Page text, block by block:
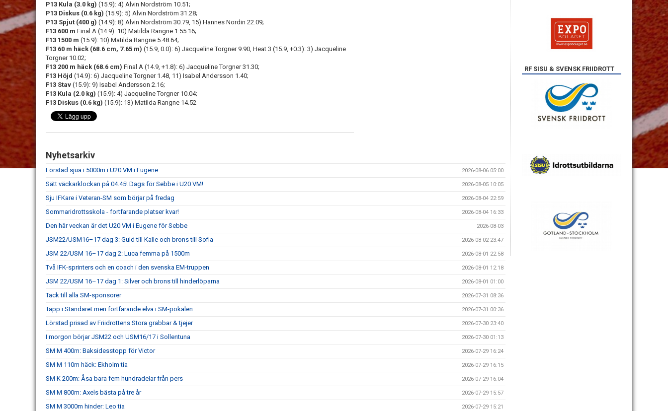
P13 Kula (3.0 kg) (15.9): 4) Alvin Nordström 10.51;
P13 Diskus (0.6 kg) (15.9): 5) Alvin Nordström 31.28;
P13 Spjut (400 g) (14.9): 8) Alvin Nordström 30.79, 15) Hannes Nordin 22.09;
F13 600 m Final A (14.9): 10) Matilda Rangne 1:55.16;
F13 1500 m (15.9): 10) Matilda Rangne 5:48.64;
F13 60 m häck (68.6 cm, 7.65 m) (15.9, 0.0): 6) Jacqueline Torgner 9.90, Heat 3 (15.9, +0.3): 3) Jacqueline
Torgner 10.02;
F13 200 m häck (68.6 cm) Final A (14.9, +1.8): 6) Jacqueline Torgner 31.30;
F13 Höjd (14.9): 6) Jacqueline Torgner 1.48, 11) Isabel Andersson 1.40;
F13 Stav (15.9): 9) Isabel Andersson 2.16;
F13 Kula (2.0 kg) (15.9): 4) Jacqueline Torgner 10.04;
F13 Diskus (0.6 kg) (15.9): 13) Matilda Rangne 14.52
Nyhetsarkiv
Lörstad sjua i 5000m i U20 VM i Eugene 2026-08-06 05:00
Sätt väckarklockan på 04.45! Dags för Sebbe i U20 VM! 2026-08-05 10:05
Sju IFKare i Veteran-SM som börjar på fredag 2026-08-04 22:59
Sommaridrottsskola - fortfarande platser kvar! 2026-08-04 16:33
Den här veckan är det U20 VM i Eugene för Sebbe 2026-08-03
JSM22/USM16–17 dag 3: Guld till Kalle och brons till Sofia 2026-08-02 23:47
JSM 22/USM 16–17 dag 2: Luca femma på 1500m 2026-08-01 22:58
Två IFK-sprinters och en coach i den svenska EM-truppen 2026-08-01 12:18
JSM 22/USM 16–17 dag 1: Silver och brons till hinderlöparna 2026-08-01 01:00
Tack till alla SM-sponsorer 2026-07-31 08:36
Tapp i Standaret men fortfarande elva i SM-pokalen 2026-07-31 00:36
Lörstad prisad av Friidrottens Stora grabbar & tjejer 2026-07-30 23:40
I morgon börjar JSM22 och USM16/17 i Sollentuna 2026-07-30 01:13
SM M 400m: Baksidesstopp för Victor 2026-07-29 16:24
SM M 110m häck: Ekholm tia 2026-07-29 16:15
SM K 200m: Åsa bara fem hundradelar från pers 2026-07-29 16:04
SM M 800m: Axels bästa på tre år 2026-07-29 15:57
SM M 3000m hinder: Leo tia 2026-07-29 15:21
RF SISU & SVENSK FRIIDROTT